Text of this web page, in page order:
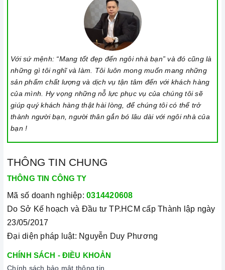
Với sứ mệnh: “Mang tốt đẹp đến ngôi nhà bạn” và đó cũng là
những gì tôi nghĩ và làm. Tôi luôn mong muốn mang những
sản phẩm chất lượng và dịch vụ tận tâm đến với khách hàng
của mình. Hy vọng những nỗ lực phục vụ của chúng tôi sẽ
giúp quý khách hàng thật hài lòng, để chúng tôi có thể trở
thành người bạn, người thân gắn bó lâu dài với ngôi nhà của
bạn !
THÔNG TIN CHUNG
THÔNG TIN CÔNG TY
Mã số doanh nghiệp: 0314420608
Do Sở Kế hoạch và Đầu tư TP.HCM cấp Thành lập ngày
23/05/2017
Đại diện pháp luật: Nguyễn Duy Phương
CHÍNH SÁCH - ĐIỀU KHOẢN
Chính sách bảo mật thông tin